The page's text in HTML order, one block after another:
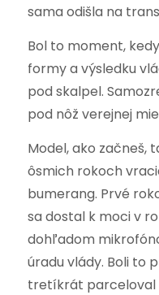
sama odišla na
Bol to moment,
formy a výsledku
pod skalpel.
pod nôž verejnej
Model, ako začneš,
ôsmich rokoch
bumerang. Prvé
sa dostal k moci v
dohľadom
úradu vlády. Boli to
tretíkrát parceloval